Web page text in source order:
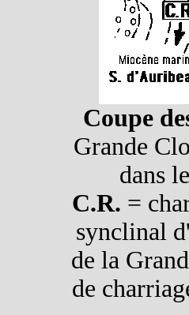
Coupe
Grande
dans
C.R. =
synclinal
de la
de